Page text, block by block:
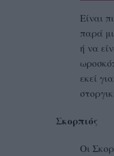
Είναι
παρά
ή να
εκεί
Σκορπιός
Οι